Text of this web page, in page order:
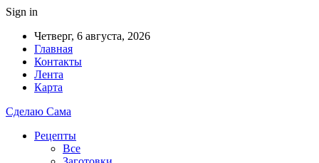
Sign in
Четверг, 6 августа, 2026
Главная
Контакты
Лента
Карта
Сделаю Сама
Рецепты
Все